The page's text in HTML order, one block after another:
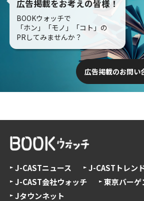
広告掲載をお考えの皆様！
BOOKウォッチで
「ホン」「モノ」「コト」の
PRしてみませんか？
広告掲載のお問い
J-CASTニュース
J-CASTトレン
J-CAST会社ウォッチ
東京バーゲ
Jタウンネット